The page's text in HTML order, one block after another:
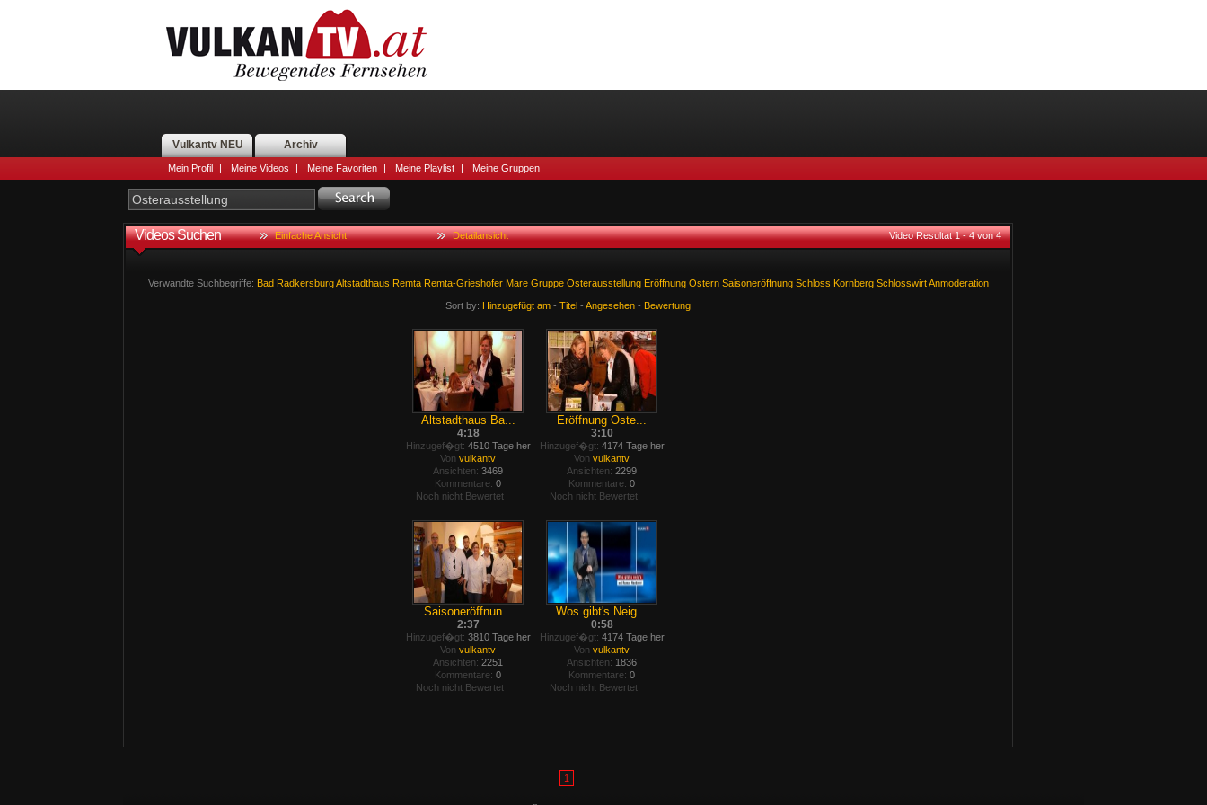
Vulkantv NEU Archiv
Mein Profil | Meine Videos | Meine Favoriten | Meine Playlist | Meine Gruppen
Videos Suchen Einfache Ansicht Detailansicht Video Resultat 1 - 4 von 4
Verwandte Suchbegriffe: Bad Radkersburg Altstadthaus Remta Remta-Grieshofer Mare Gruppe Osterausstellung Eröffnung Ostern Saisoneröffnung Schloss Kornberg Schlosswirt Anmoderation
Sort by: Hinzugefügt am - Titel - Angesehen - Bewertung
Altstadthaus Ba...
4:18
Hinzugef�gt: 4510 Tage her
Von vulkantv
Ansichten: 3469
Kommentare: 0
Noch nicht Bewertet
Eröffnung Oste...
3:10
Hinzugef�gt: 4174 Tage her
Von vulkantv
Ansichten: 2299
Kommentare: 0
Noch nicht Bewertet
Saisoneröffnun...
2:37
Hinzugef�gt: 3810 Tage her
Von vulkantv
Ansichten: 2251
Kommentare: 0
Noch nicht Bewertet
Wos gibt's Neig...
0:58
Hinzugef�gt: 4174 Tage her
Von vulkantv
Ansichten: 1836
Kommentare: 0
Noch nicht Bewertet
1